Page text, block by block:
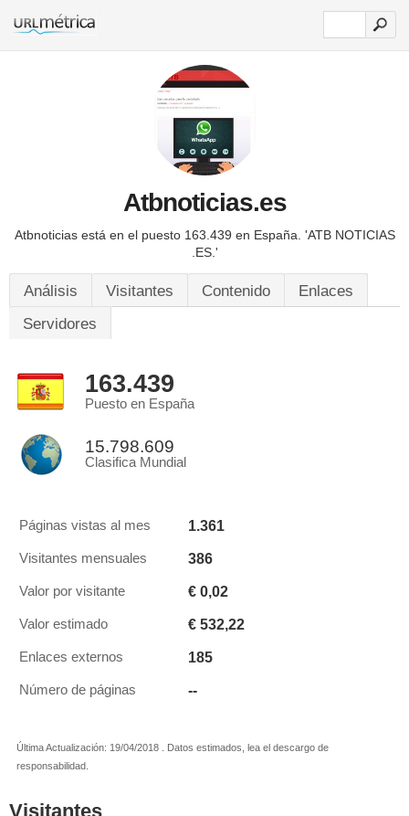
Atbnoticias.es
Atbnoticias está en el puesto 163.439 en España. 'ATB NOTICIAS
.ES.'
Análisis Visitantes Contenido
Enlaces
Servidores
163.439
Puesto en España
15.798.609
Clasifica Mundial
Páginas vistas al mes 1.361
Visitantes mensuales 386
Valor por visitante € 0,02
Valor estimado € 532,22
Enlaces externos 185
Número de páginas --
Última Actualización: 19/04/2018 . Datos estimados, lea el descargo de
responsabilidad.
Visitantes